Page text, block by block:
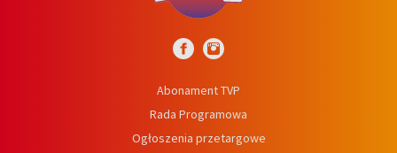
Abonament TVP
Rada Programowa
Ogłoszenia przetargowe